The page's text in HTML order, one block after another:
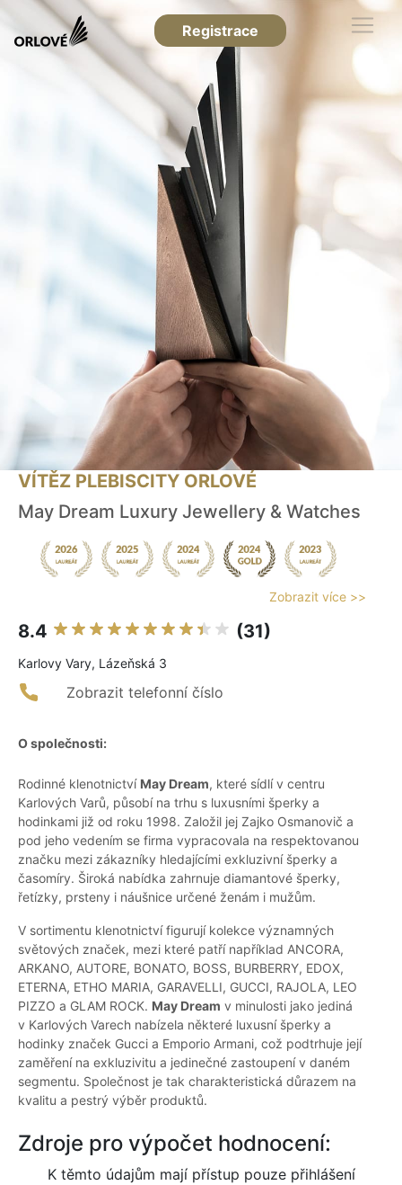
Registrace
VÍTĚZ PLEBISCITY ORLOVÉ
May Dream Luxury Jewellery & Watches
Zobrazit více >>
8.4 (31)
Karlovy Vary, Lázeňská 3
Zobrazit telefonní číslo
O společnosti:
Rodinné klenotnictví May Dream, které sídlí v centru
Karlových Varů, působí na trhu s luxusními šperky a
hodinkami již od roku 1998. Založil jej Zajko Osmanovič a
pod jeho vedením se firma vypracovala na respektovanou
značku mezi zákazníky hledajícími exkluzivní šperky a
časomíry. Široká nabídka zahrnuje diamantové šperky,
řetízky, prsteny i náušnice určené ženám i mužům.
V sortimentu klenotnictví figurují kolekce významných
světových značek, mezi které patří například ANCORA,
ARKANO, AUTORE, BONATO, BOSS, BURBERRY, EDOX,
ETERNA, ETHO MARIA, GARAVELLI, GUCCI, RAJOLA, LEO
PIZZO a GLAM ROCK. May Dream v minulosti jako jediná
v Karlových Varech nabízela některé luxusní šperky a
hodinky značek Gucci a Emporio Armani, což podtrhuje její
zaměření na exkluzivitu a jedinečné zastoupení v daném
segmentu. Společnost je tak charakteristická důrazem na
kvalitu a pestrý výběr produktů.
Zdroje pro výpočet hodnocení:
K těmto údajům mají přístup pouze přihlášení